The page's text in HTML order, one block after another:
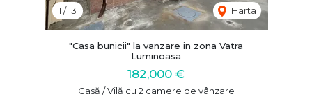
1 /13 Harta
"Casa bunicii" la vanzare in zona Vatra
Luminoasa
182,000 €
Casă / Vilă cu 2 camere de vânzare